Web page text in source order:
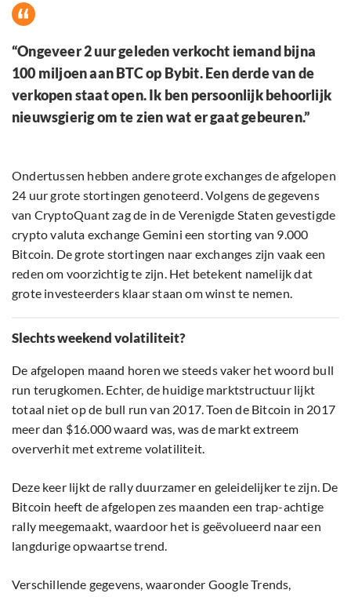
“Ongeveer 2 uur geleden verkocht iemand bijna
100 miljoen aan BTC op Bybit. Een derde van de
verkopen staat open. Ik ben persoonlijk behoorlijk
nieuwsgierig om te zien wat er gaat gebeuren.”
Ondertussen hebben andere grote exchanges de afgelopen
24 uur grote stortingen genoteerd. Volgens de gegevens
van CryptoQuant zag de in de Verenigde Staten gevestigde
crypto valuta exchange Gemini een storting van 9.000
Bitcoin. De grote stortingen naar exchanges zijn vaak een
reden om voorzichtig te zijn. Het betekent namelijk dat
grote investeerders klaar staan om winst te nemen.
Slechts weekend volatiliteit?
De afgelopen maand horen we steeds vaker het woord bull
run terugkomen. Echter, de huidige marktstructuur lijkt
totaal niet op de bull run van 2017. Toen de Bitcoin in 2017
meer dan $16.000 waard was, was de markt extreem
oververhit met extreme volatiliteit.
Deze keer lijkt de rally duurzamer en geleidelijker te zijn. De
Bitcoin heeft de afgelopen zes maanden een trap-achtige
rally meegemaakt, waardoor het is geëvolueerd naar een
langdurige opwaartse trend.
Verschillende gegevens, waaronder Google Trends,